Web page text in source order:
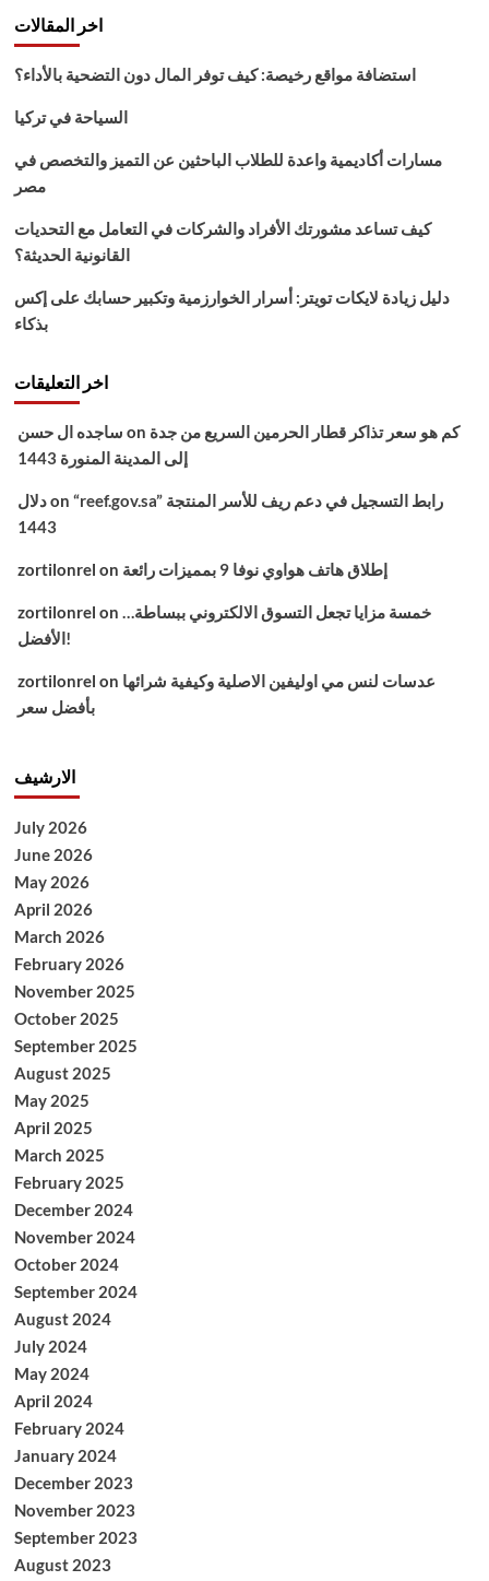
اخر المقالات
استضافة مواقع رخيصة: كيف توفر المال دون التضحية بالأداء؟
السياحة في تركيا
مسارات أكاديمية واعدة للطلاب الباحثين عن التميز والتخصص في
مصر
كيف تساعد مشورتك الأفراد والشركات في التعامل مع التحديات
القانونية الحديثة؟
دليل زيادة لايكات تويتر: أسرار الخوارزمية وتكبير حسابك على إكس
بذكاء
اخر التعليقات
ساجده ال حسن on كم هو سعر تذاكر قطار الحرمين السريع من جدة
إلى المدينة المنورة 1443
دلالon “reef.gov.sa” رابط التسجيل في دعم ريف للأسر المنتجة
1443
zortilonrel on إطلاق هاتف هواوي نوفا 9 بمميزات رائعة
zortilonrel on خمسة مزايا تجعل التسوق الالكتروني ببساطة…
الأفضل!
zortilonrel on عدسات لنس مي اوليفين الاصلية وكيفية شرائها
بأفضل سعر
الارشيف
July 2026
June 2026
May 2026
April 2026
March 2026
February 2026
November 2025
October 2025
September 2025
August 2025
May 2025
April 2025
March 2025
February 2025
December 2024
November 2024
October 2024
September 2024
August 2024
July 2024
May 2024
April 2024
February 2024
January 2024
December 2023
November 2023
September 2023
August 2023